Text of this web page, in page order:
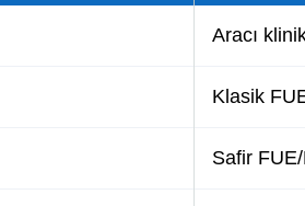
Aracı
Klasik
Safir